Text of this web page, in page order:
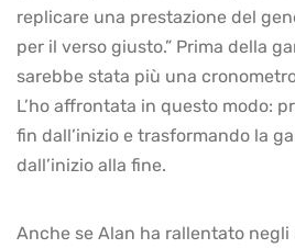
replicare una prestazione del
per il verso giusto.” Prima della
sarebbe stata più una
L’ho affrontata in questo modo:
fin dall’inizio e trasformando la
dall’inizio alla fine.
Anche se Alan ha rallentato negli